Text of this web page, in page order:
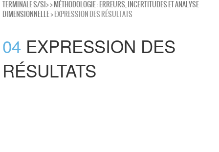
TERMINALE S/SI>>MÉTHODOLOGIE : ERREURS, INCERTITUDES ET ANALYSE
DIMENSIONNELLE> EXPRESSION DES RÉSULTATS
04 EXPRESSION DES
RÉSULTATS